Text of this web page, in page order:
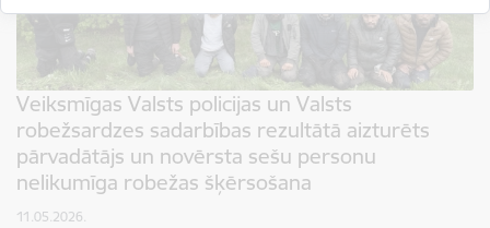
Veiksmīgas Valsts policijas un Valsts
robežsardzes sadarbības rezultātā aizturēts
pārvadātājs un novērsta sešu personu
nelikumīga robežas šķērsošana
11.05.2026.